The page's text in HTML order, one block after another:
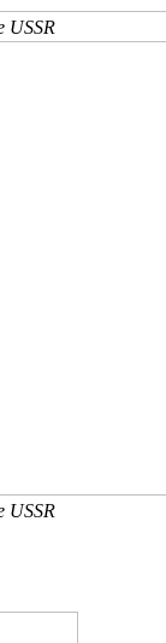
USSR
USSR